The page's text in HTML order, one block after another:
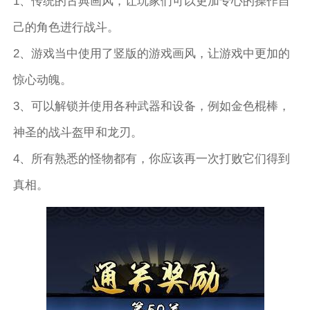
己的角色进行战斗。
2、游戏当中使用了竖版的游戏画风，让游戏中更加的
惊心动魄。
3、可以解锁并使用各种武器和设备，例如金色棍棒，
神圣的战斗盔甲和龙刃。
4、所有熟悉的怪物都有，你应该再一次打败它们得到
真相。